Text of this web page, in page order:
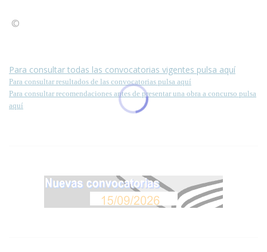
©
Para consultar todas las convocatorias vigentes pulsa aquí
Para consultar resultados de las convocatorias pulsa aquí
Para consultar recomendaciones antes de presentar una obra a concurso pulsa
aquí